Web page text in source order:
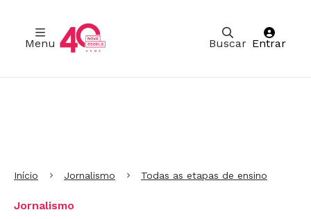
Buscar
Menu Entrar
Início Jornalismo Todas as etapas de ensino
Jornalismo